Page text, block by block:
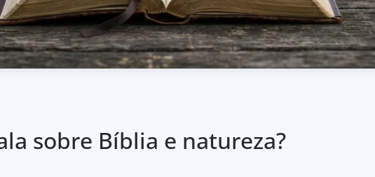
sobre Bíblia e natureza?